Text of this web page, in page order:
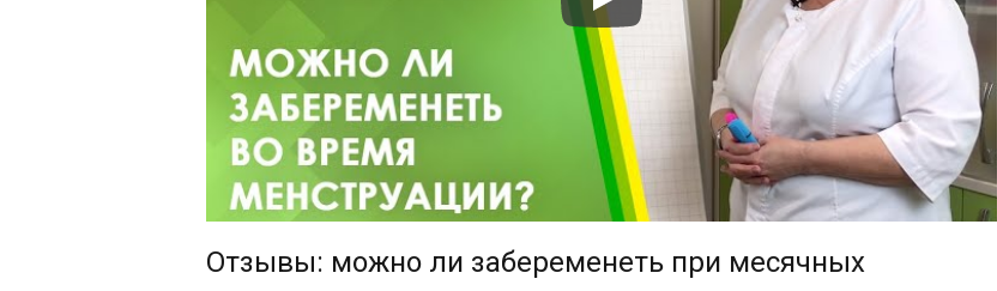
Отзывы: можно ли забеременеть при месячных